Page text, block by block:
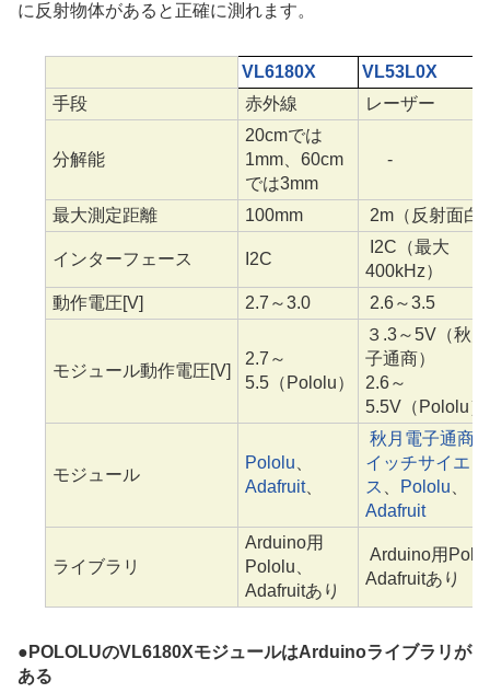
に反射物体があると正確に測れます。
VL6180X
VL53L0X
手段
赤外線 レーザー
分解能
20cmでは
1mm、60cm
では3mm
-
最大測定距離 100mm 2m（反射面白
インターフェース I2C
I2C（最大
400kHz）
動作電圧[V]
2.7～3.0 2.6～3.5
モジュール動作電圧[V]
2.7～
5.5（Pololu）
３.3～5V（秋
子通商）
2.6～
5.5V（Pololu）
モジュール
Pololu
Adafruit、
秋月電子通商
イッチサイエン
ス
Pololu
Adafruit
ライブラリ
Arduino用
Pololu、
Adafruitあり
Arduino用
Adafruitあり
● POLOLUのVL6180XモジュールはArduinoライブラリが
ある